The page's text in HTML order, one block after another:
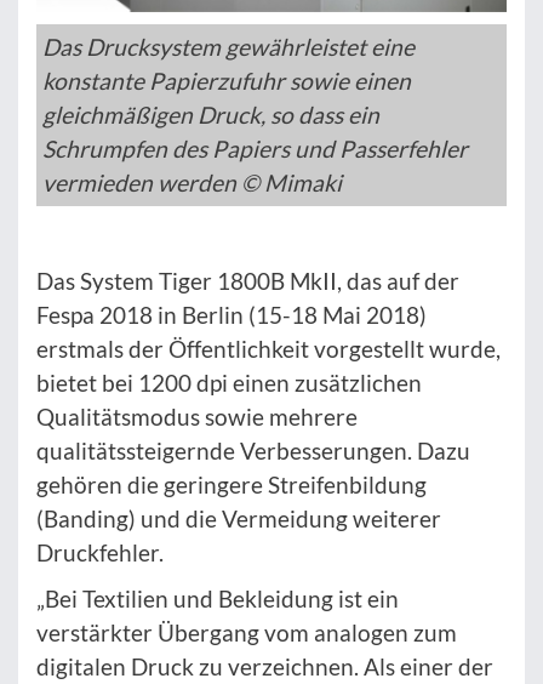
Das Drucksystem gewährleistet eine
konstante Papierzufuhr sowie einen
gleichmäßigen Druck, so dass ein
Schrumpfen des Papiers und Passerfehler
vermieden werden © Mimaki
Das System Tiger 1800B MkII, das auf der
Fespa 2018 in Berlin (15-18 Mai 2018)
erstmals der Öffentlichkeit vorgestellt wurde,
bietet bei 1200 dpi einen zusätzlichen
Qualitätsmodus sowie mehrere
qualitätssteigernde Verbesserungen. Dazu
gehören die geringere Streifenbildung
(Banding) und die Vermeidung weiterer
Druckfehler.
„Bei Textilien und Bekleidung ist ein
verstärkter Übergang vom analogen zum
digitalen Druck zu verzeichnen. Als einer der